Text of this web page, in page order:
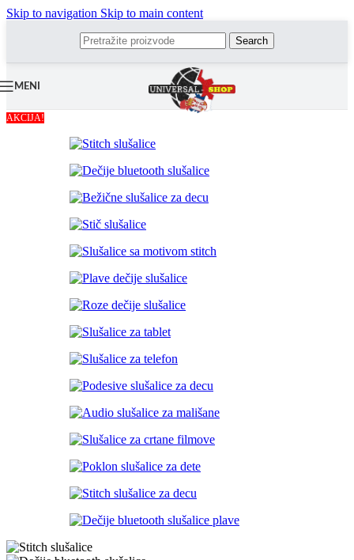
Skip to navigation Skip to main content
Search
MENI
AKCIJA!